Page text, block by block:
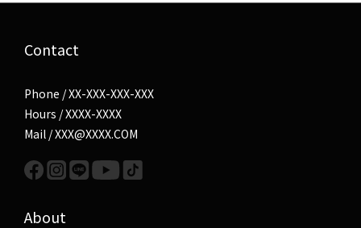
Contact
Phone / XX-XXX-XXX-XXX
Hours / XXXX-XXXX
Mail / XXX@XXXX.COM
About